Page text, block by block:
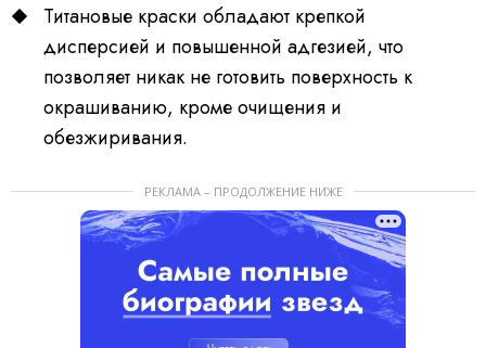
Титановые краски обладают крепкой
дисперсией и повышенной адгезией, что
позволяет никак не готовить поверхность к
окрашиванию, кроме очищения и
обезжиривания.
РЕКЛАМА – ПРОДОЛЖЕНИЕ НИЖЕ